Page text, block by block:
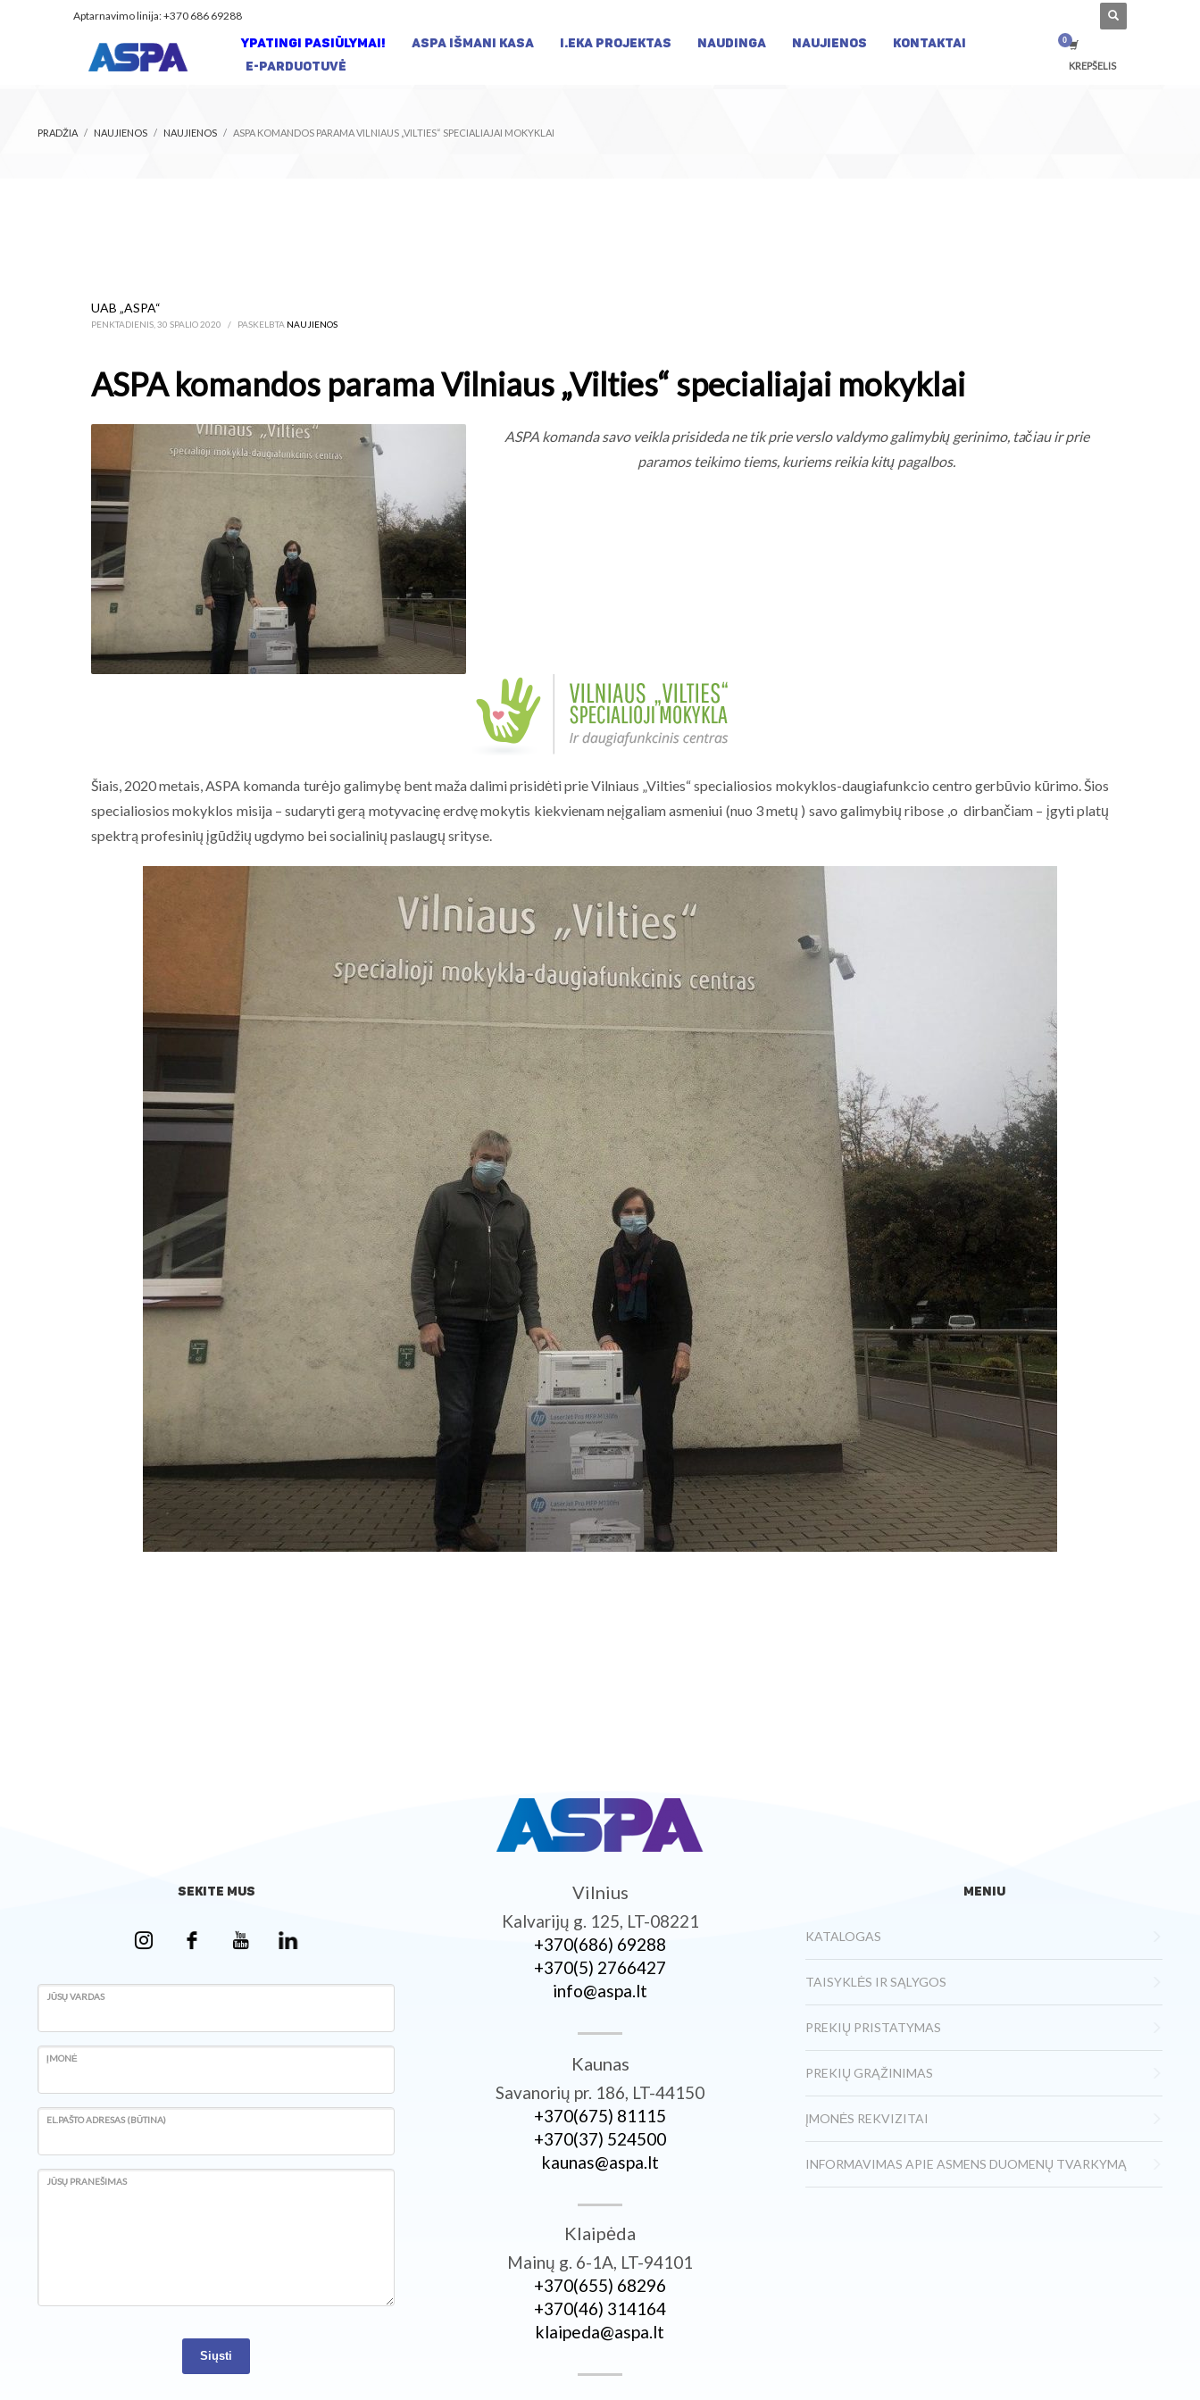
Aptarnavimo linija: +370 686 69288
YPATINGI PASIŪLYMAI! ASPA IŠMANI KASA I.EKA PROJEKTAS NAUDINGA NAUJIENOS
KONTAKTAI
E-PARDUOTUVĖ
KREPŠELIS
PRADŽIA NAUJIENOS NAUJIENOS ASPA KOMANDOS PARAMA VILNIAUS „VILTIES“ SPECIALIAJAI MOKYKLAI
UAB „ASPA“
PENKTADIENIS, 30 SPALIO 2020 / PASKELBTA NAUJIENOS
ASPA komandos parama Vilniaus „Vilties“ specialiajai mokyklai
ASPA komanda savo veikla prisideda ne tik prie verslo valdymo galimybių gerinimo, tačiau ir prie
paramos teikimo tiems, kuriems reikia kitų pagalbos.
Šiais, 2020 metais, ASPA komanda turėjo galimybę bent maža dalimi prisidėti prie Vilniaus „Vilties“ specialiosios mokyklos-daugiafunkcio centro gerbūvio kūrimo. Šios
specialiosios mokyklos misija – sudaryti gerą motyvacinę erdvę mokytis kiekvienam neįgaliam asmeniui (nuo 3 metų ) savo galimybių ribose ,o dirbančiam – įgyti platų
spektrą profesinių įgūdžių ugdymo bei socialinių paslaugų srityse.
SEKITE MUS
JŪSŲ VARDAS
ĮMONĖ
EL.PAŠTO ADRESAS (BŪTINA)
JŪSŲ PRANEŠIMAS
Siųsti
Vilnius
Kalvarijų g. 125, LT-08221
+370­(686) 69288
+370­(5) 2766427
info@aspa.lt
Kaunas
Savanorių pr. 186, LT-44150
+370­(675) 81115
+370­(37) 524500
kaunas@aspa.lt
Klaipėda
Mainų g. 6-1A, LT-94101
+370­(655) 68296
+370­(46) 314164
klaipeda@aspa.lt
MENIU
KATALOGAS
TAISYKLĖS IR SĄLYGOS
PREKIŲ PRISTATYMAS
PREKIŲ GRĄŽINIMAS
ĮMONĖS REKVIZITAI
INFORMAVIMAS APIE ASMENS DUOMENŲ TVARKYMĄ